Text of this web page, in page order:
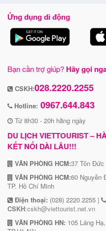
Ứng dụng di động
Bạn cần trợ giúp? Hãy gọi
CSKH:028.2220.2255
Hotline: 0967.644.843
Từ 8h30 - 20h hằng ngày
DU LỊCH VIETTOURIST –
KẾT NỐI DÀI LÂU!!!
VĂN PHÒNG HCM:37 Tôn Đức
VĂN PHÒNG HCM:60 Nguyễn
TP. Hồ Chí Minh
Điện thoại: (028) 2220 2255 |
CSKH:cskh@viettourist.net.vn
VĂN PHÒNG HN: 105 Láng